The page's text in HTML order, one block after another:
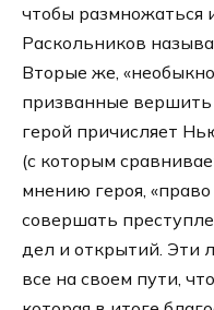
чтобы размножаться
Раскольников
Вторые же,
призванные вершить
герой причисляет
(с которым
мнению героя,
совершать
дел и открытий.
все на своем пути,